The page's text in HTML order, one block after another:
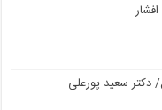
دکتر سعید پورعلی